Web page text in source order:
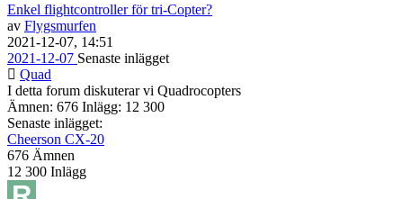
Enkel flightcontroller för tri-Copter?
av Flygsmurfen
2021-12-07, 14:51
2021-12-07 Senaste inlägget
Quad
I detta forum diskuterar vi Quadrocopters
Ämnen: 676 Inlägg: 12 300
Senaste inlägget:
Cheerson CX-20
676 Ämnen
12 300 Inlägg